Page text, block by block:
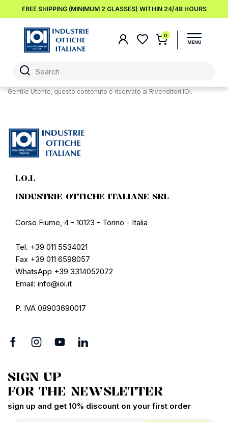
FREE SHIPPING (MINIMUM 2 GLASSES) WITHIN 24/48 HOURS
0
Gentile Utente, questo contenuto è riservato ai Rivenditori IOI.
I.O.I.
INDUSTRIE OTTICHE ITALIANE SRL
Corso Fiume, 4 - 10123 - Torino - Italia
Tel. +39 011 5534021
Fax +39 011 6598057
WhatsApp +39 3314052072
Email: info@ioi.it
P. IVA 08903690017
SIGN UP
FOR THE NEWSLETTER
sign up and get 10% discount on your first order